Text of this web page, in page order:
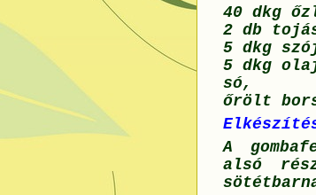
40 dkg
2 db
5 dkg
5 dkg
só,
őrölt
A
alsó